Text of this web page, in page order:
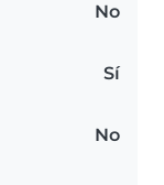
No
Sí
No